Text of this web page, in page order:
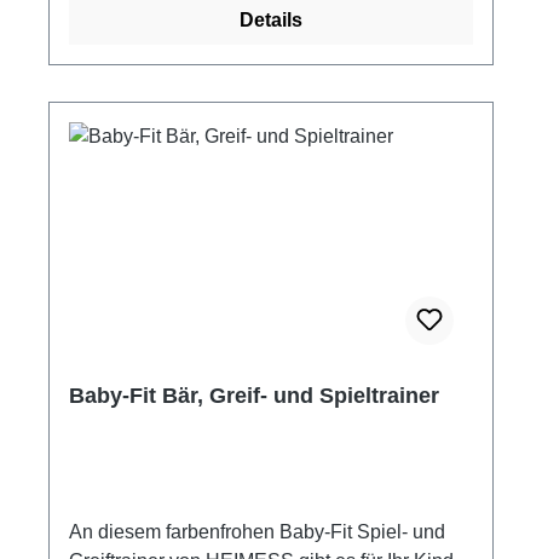
Details
Baby-Fit Bär, Greif- und Spieltrainer
An diesem farbenfrohen Baby-Fit Spiel- und